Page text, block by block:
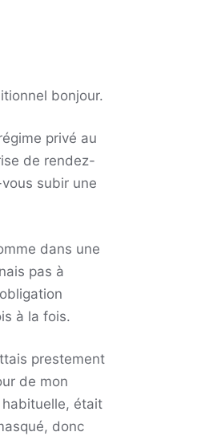
bonjour.
privé au
de rendez-
subir une
dans une
pas à
à la fois.
prestement
de mon
était
donc